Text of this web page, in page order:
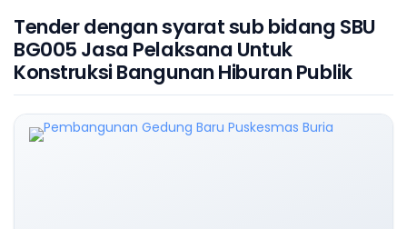
Tender dengan syarat sub bidang SBU
BG005 Jasa Pelaksana Untuk
Konstruksi Bangunan Hiburan Publik